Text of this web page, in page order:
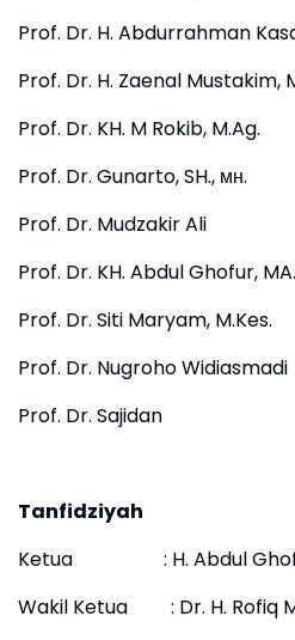
Prof. Dr. H. Abdurrahman
Prof. Dr. H. Zaenal Mustakim,
Prof. Dr. KH. M Rokib, M.Ag.
Prof. Dr. Gunarto, SH., мн.
Prof. Dr. Mudzakir Ali
Prof. Dr. KH. Abdul Ghofur, MA.
Prof. Dr. Siti Maryam, M.Kes.
Prof. Dr. Nugroho Widiasmadi
Prof. Dr. Sajidan
Tanfidziyah
Ketua : H. Abdul
Wakil Ketua : Dr. H. Rofiq